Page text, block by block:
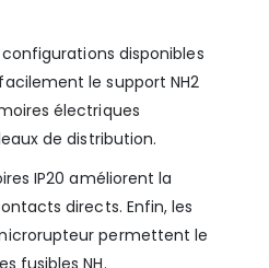
disponibles
le support NH2
électriques
de distribution.
IP20 améliorent la
directs. Enfin, les
permettent le